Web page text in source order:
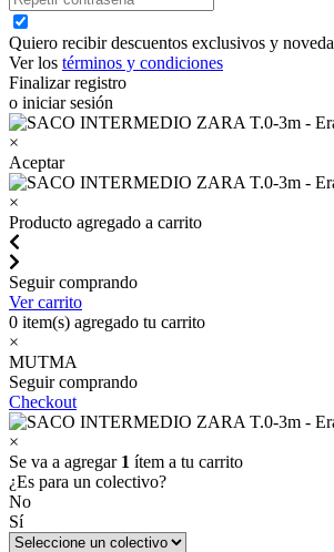
Quiero recibir descuentos exclusivos y
Ver los términos y condiciones
Finalizar registro
o iniciar sesión
×
Aceptar
×
Producto agregado a carrito
Seguir comprando
Ver carrito
0 item(s) agregado tu carrito
×
MUTMA
Seguir comprando
Checkout
×
Se va a agregar 1 ítem a tu carrito
¿Es para un colectivo?
No
Sí